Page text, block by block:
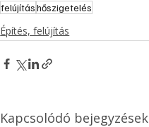
felújításhőszigetelés
Építés, felújítás
Kapcsolódó bejegyzések